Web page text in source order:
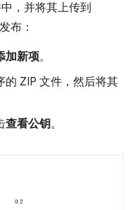
，并将其上传到
布：
加新项。
的 ZIP 文件，然后将其
查看公钥。